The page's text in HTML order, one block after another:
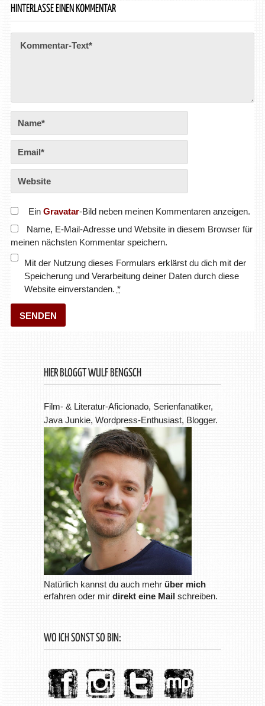
HINTERLASSE EINEN KOMMENTAR
Ein Gravatar-Bild neben meinen Kommentaren anzeigen.
Name, E-Mail-Adresse und Website in diesem Browser für
meinen nächsten Kommentar speichern.
Mit der Nutzung dieses Formulars erklärst du dich mit der
Speicherung und Verarbeitung deiner Daten durch diese
Website einverstanden. *
HIER BLOGGT WULF BENGSCH
Film- & Literatur-Aficionado, Serienfanatiker,
Java Junkie, Wordpress-Enthusiast, Blogger.
Natürlich kannst du auch mehr über mich
erfahren oder mir direkt eine Mailschreiben.
WO ICH SONST SO BIN: